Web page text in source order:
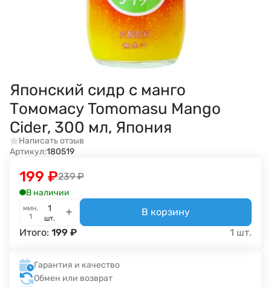
Японский сидр с манго
Томомасу Tomomasu Mango
Cider, 300 мл, Япония
Написать отзыв
Артикул:180519
239 ₽
199 ₽
В наличии
мин.
1
шт.
В корзину
Итого: 199 ₽ 1 шт.
Гарантия и качество
Обмен или возврат